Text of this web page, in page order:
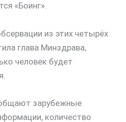
«Боинг».
из этих четырёх
глава Минздрава,
человек будет
зарубежные
количество